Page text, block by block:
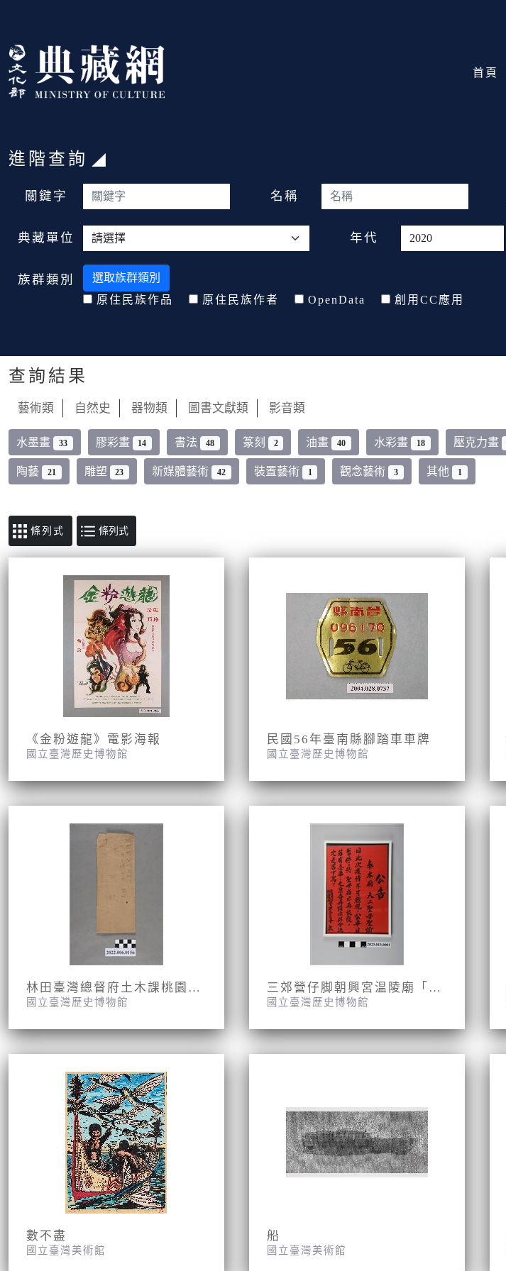
::: 首頁
:::
進階查詢
關鍵字 名稱
典藏單位 年代
族群類別
選取族群類別
原住民族作品
原住民族作者 OpenData 創用CC應用
查詢結果
藝術類 自然史 器物類 圖書文獻類 影音類
水墨畫 33 膠彩畫 14 書法 48 篆刻 2 油畫 40 水彩畫 18 壓克力畫
陶藝 21 雕塑 23 新媒體藝術 42 裝置藝術 1 觀念藝術 3 其他 1
條列式
《金粉遊龍》電影海報
國立臺灣歷史博物館
民國56年臺南縣腳踏車車牌
國立臺灣歷史博物館
林田臺灣總督府土木課桃園大圳組合內信封袋
國立臺灣歷史博物館
三郊營仔脚朝興宮温陵廟「防疫公告」
國立臺灣歷史博物館
數不盡
國立臺灣美術館
船
國立臺灣美術館